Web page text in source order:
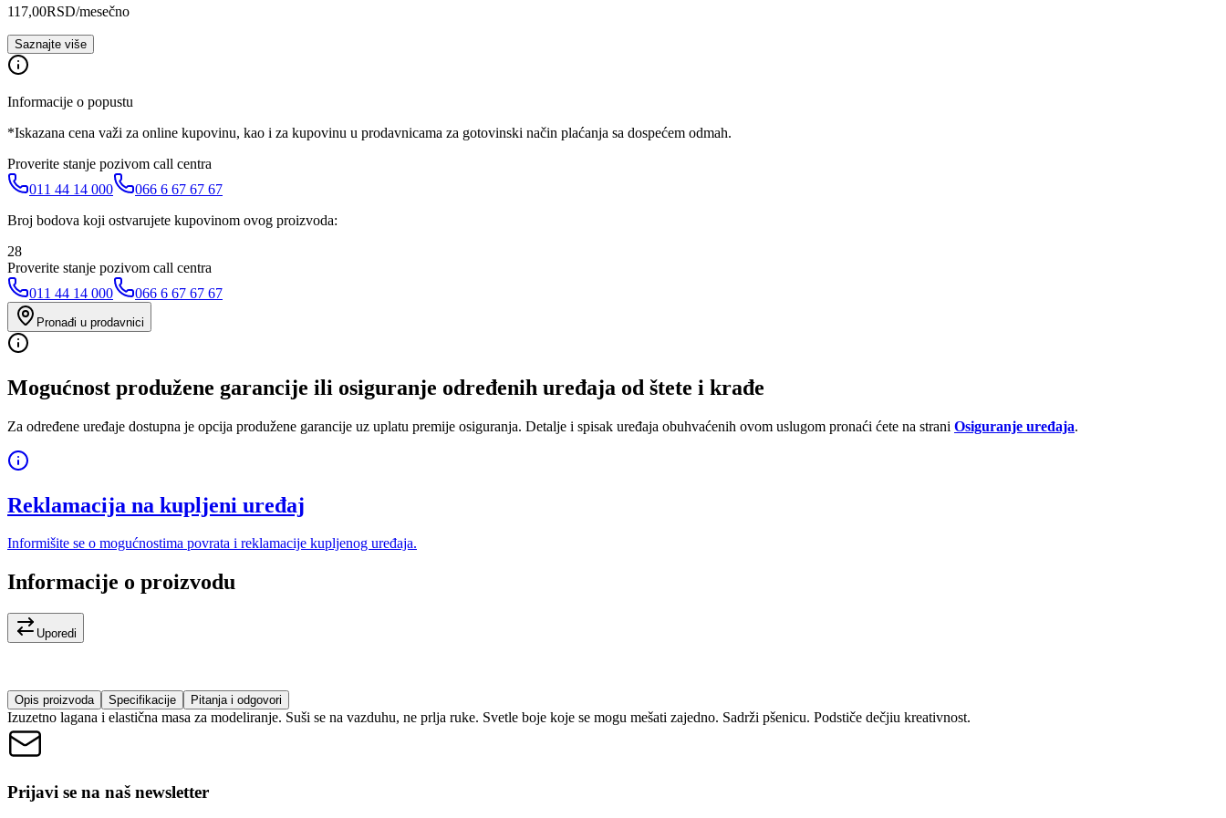
117,00RSD/mesečno
Saznajte više
Informacije o popustu
*Iskazana cena važi za online kupovinu, kao i za kupovinu u prodavnicama za gotovinski način plaćanja sa dospećem odmah.
Proverite stanje pozivom call centra
011 44 14 000
066 6 67 67 67
Broj bodova koji ostvarujete kupovinom ovog proizvoda:
28
Proverite stanje pozivom call centra
011 44 14 000
066 6 67 67 67
Pronađi u prodavnici
Mogućnost produžene garancije ili osiguranje određenih uređaja od štete i krađe
Za određene uređaje dostupna je opcija produžene garancije uz uplatu premije osiguranja. Detalje i spisak uređaja obuhvaćenih ovom uslugom pronaći ćete na strani Osiguranje uređaja.
Reklamacija na kupljeni uređaj
Informišite se o mogućnostima povrata i reklamacije kupljenog uređaja.
Informacije o proizvodu
Uporedi
Opis proizvoda Specifikacije Pitanja i odgovori
Izuzetno lagana i elastična masa za modeliranje. Suši se na vazduhu, ne prlja ruke. Svetle boje koje se mogu mešati zajedno. Sadrži pšenicu. Podstiče dečjiu kreativnost.
Prijavi se na naš newsletter